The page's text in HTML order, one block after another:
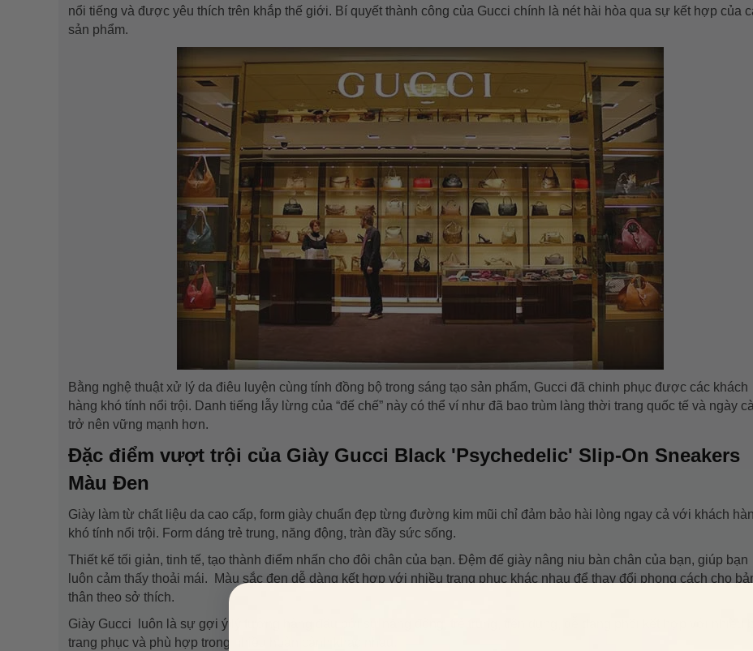
nổi tiếng và được yêu thích trên khắp thế giới. Bí quyết thành công của Gucci chính là nét hài hòa qua sự kết hợp của
sản phẩm.
Bằng nghệ thuật xử lý da điêu luyện cùng tính đồng bộ trong sáng tạo sản phẩm, Gucci đã chinh phục được các khách
hàng khó tính nổi trội. Danh tiếng lẫy lừng của “đế chế” này có thể ví như đã bao trùm làng thời trang quốc tế và ngày
trở nên vững mạnh hơn.
Đặc điểm vượt trội của Giày Gucci Black 'Psychedelic' Slip-On Sneakers
Màu Đen
Giày làm từ chất liệu da cao cấp, form giày chuẩn đẹp từng đường kim mũi chỉ đảm bảo hài lòng ngay cả với khách
khó tính nổi trội. Form dáng trẻ trung, năng động, tràn đầy sức sống.
Thiết kế tối giản, tinh tế, tạo thành điểm nhấn cho đôi chân của bạn. Đệm đế giày nâng niu bàn chân của bạn, giúp bạn
luôn cảm thấy thoải mái. Màu sắc đen dễ dàng kết hợp với nhiều trang phục khác nhau để thay đổi phong cách cho
thân theo sở thích.
Giày Gucci luôn là sự gợi ý lý tưởng hàng đầu bởi sự năng động, trẻ trung, tiện dụng, dễ dàng phối kết hợp với nhiều
trang phục và phù hợp trong nhiều hoàn cảnh khác nhau.